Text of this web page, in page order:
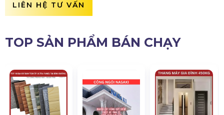
LIÊN HỆ TƯ VẤN
TOP SẢN PHẨM BÁN CHẠY